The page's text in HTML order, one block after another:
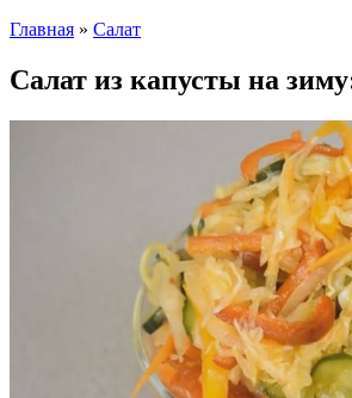
Главная » Салат
Салат из капусты на